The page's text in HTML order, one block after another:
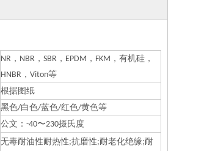
NR，NBR，SBR，EPDM，FKM，有机硅，
HNBR，Viton等
根据图纸
黑色/白色/蓝色/红色/黄色等
公文：-40〜230摄氏度
无毒耐油性耐热性;抗磨性;耐老化绝缘;耐